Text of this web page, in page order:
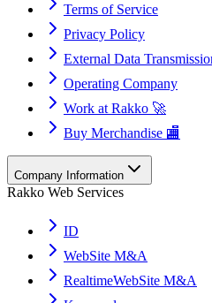
Terms of Service
Privacy Policy
External Data
Operating Company
Work at Rakko 🚀
Buy Merchandise 🏬
Company Information
Rakko Web Services
ID
WebSite M&A
RealtimeWebSite M&A